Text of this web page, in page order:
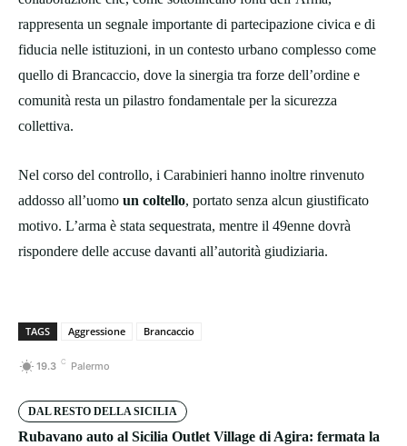
rappresenta un segnale importante di partecipazione civica e di
fiducia nelle istituzioni, in un contesto urbano complesso come
quello di Brancaccio, dove la sinergia tra forze dell’ordine e
comunità resta un pilastro fondamentale per la sicurezza
collettiva.
Nel corso del controllo, i Carabinieri hanno inoltre rinvenuto
addosso all’uomo un coltello, portato senza alcun giustificato
motivo. L’arma è stata sequestrata, mentre il 49enne dovrà
rispondere delle accuse davanti all’autorità giudiziaria.
TAGS Aggressione Brancaccio
19.3 C Palermo
DAL RESTO DELLA SICILIA
Rubavano auto al Sicilia Outlet Village di Agira: fermata la